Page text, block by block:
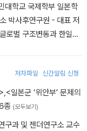
대학교 국제학부 일본학
박사후연구원 - 대표 저
로벌 구조변동과 한일관
저자파일 신간알림 신청
,<일본군 ‘위안부’ 문제의
종 (모두보기)
구과 및 젠더연구소 교수